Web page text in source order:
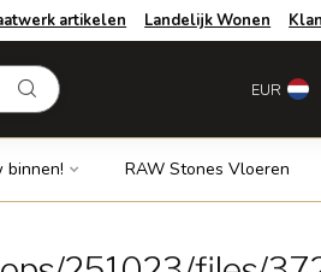
artikelen Landelijk Wonen
EUR
binnen! RAW Stones Vloeren